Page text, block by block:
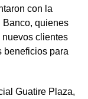
con la
Banco, quienes
nuevos clientes
beneficios para
Guatire Plaza,